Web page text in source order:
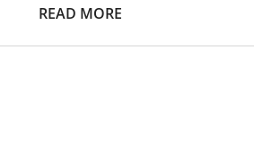
READ MORE